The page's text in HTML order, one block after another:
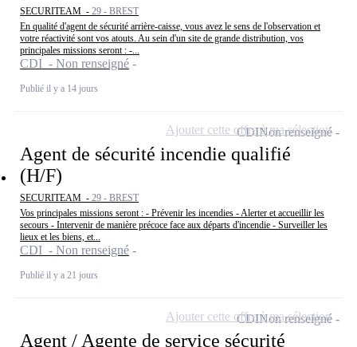
SECURITEAM - 29 - BREST
En qualité d'agent de sécurité arrière-caisse, vous avez le sens de l'observation et
votre réactivité sont vos atouts. Au sein d'un site de grande distribution, vos
principales missions seront : -...
CDI - Non renseigné
Publié il y a 14 jours
Agent de sécurité incendie qualifié
(H/F)
SECURITEAM - 29 - BREST
Vos principales missions seront : - Prévenir les incendies - Alerter et accueillir les
secours - Intervenir de manière précoce face aux départs d'incendie - Surveiller les
lieux et les biens, et...
CDI - Non renseigné
Publié il y a 21 jours
CDINon renseigné
Ajouter cette offre à ma sélection
Agent / Agente de service sécurité
CDINon renseigné
Ajouter cette offre à ma sélection